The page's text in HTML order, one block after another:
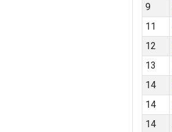
9
11
12
13
14
14
14